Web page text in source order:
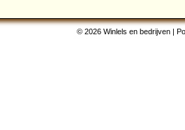
© 2026 Winlels en bedrijven |